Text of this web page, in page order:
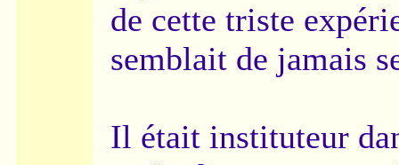
de cette triste
semblait de jamais
Il était instituteur